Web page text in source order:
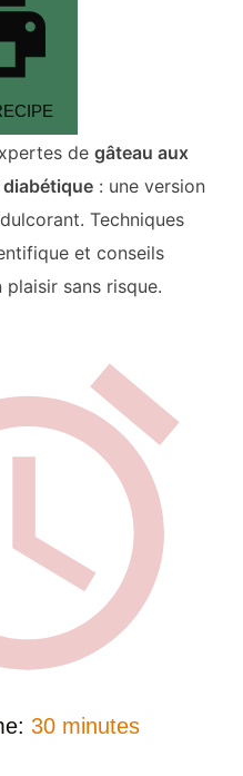
de gâteau aux
: une version
Techniques
et conseils
sans risque.
30 minutes